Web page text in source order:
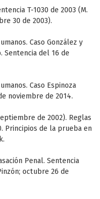
T-1030 de 2003 (M.
30 de 2003).
Caso González y
Sentencia del 16 de
Caso Espinoza
noviembre de 2014.
de 2002). Reglas
Principios de la prueba en
Penal. Sentencia
octubre 26 de